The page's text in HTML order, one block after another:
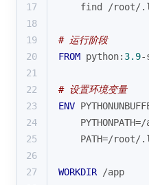
17
    find /root/.
18
19
# 运行阶段
20
FROM python: 3.9-
21
22
# 设置环境变量
23
ENV
24
PYTHONPATH=/
25
PATH=/root/
26
27
WORKDIR /app